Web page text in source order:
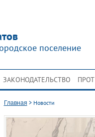
поселение
ЗАКОНОДАТЕЛЬСТВО
Главная > Новости